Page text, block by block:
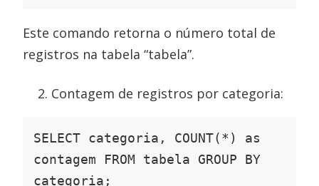
Este comando retorna o número total de
registros na tabela “tabela”.
Contagem de registros por categoria:
SELECT categoria, COUNT(*) as
contagem FROM tabela GROUP BY
categoria;